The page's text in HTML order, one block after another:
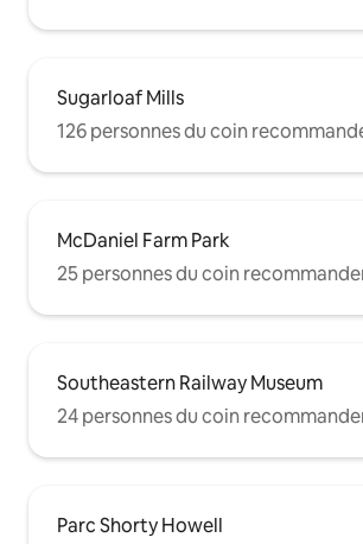
Sugarloaf Mills
126 personnes du coin
McDaniel Farm Park
25 personnes du coin
Southeastern Railway Museum
24 personnes du coin
Parc Shorty Howell